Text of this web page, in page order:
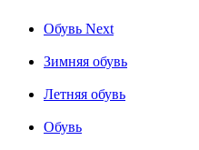
Обувь Next
Зимняя обувь
Летняя обувь
Обувь